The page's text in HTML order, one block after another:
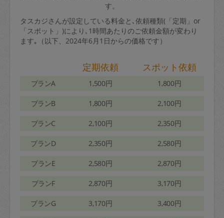
す。
タスカジさんが設定している料金と､依頼種類(「定期」or
「スポット」)により､1時間あたりのご依頼金額が変わり
ます｡（以下、2024年6月1日からの価格です）
定期依頼 スポット依頼
プランA 1,500円 1,800円
プランB 1,800円 2,100円
プランC 2,100円 2,350円
プランD 2,350円 2,580円
プランE 2,580円 2,870円
プランF 2,870円 3,170円
プランG 3,170円 3,400円